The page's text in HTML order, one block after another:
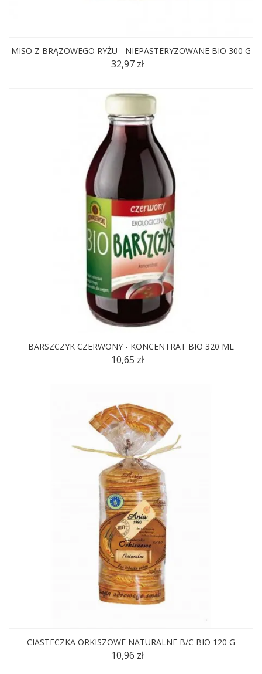
MISO Z BRĄZOWEGO RYŻU - NIEPASTERYZOWANE BIO 300 G
32,97 zł
BARSZCZYK CZERWONY - KONCENTRAT BIO 320 ML
10,65 zł
CIASTECZKA ORKISZOWE NATURALNE B/C BIO 120 G
10,96 zł